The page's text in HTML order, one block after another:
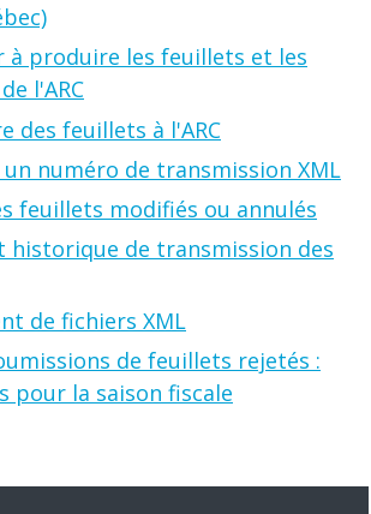
à produire les feuillets et les
l'ARC
des feuillets à l'ARC
numéro de transmission XML
feuillets modifiés ou annulés
historique de transmission des
de fichiers XML
de feuillets rejetés :
pour la saison fiscale